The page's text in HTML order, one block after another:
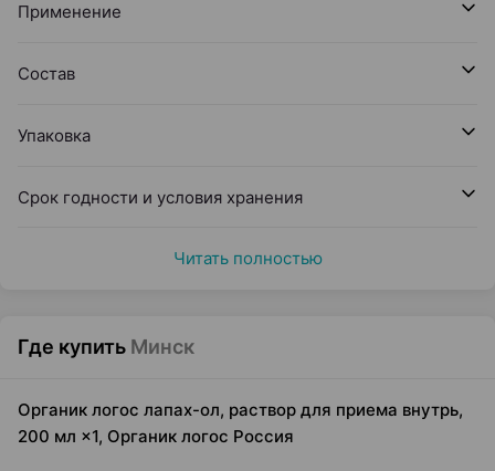
Применение
Состав
Упаковка
Срок годности и условия хранения
Читать полностью
Где купить Минск
Органик логос лапах-ол, раствор для приема внутрь,
200 мл ×1, Органик логос Россия